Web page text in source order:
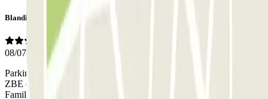
Blandine
08/07/2026
Parking vraiment bien situé sous un supermarché, hors de la zone
ZBE et très proche du métro qui mène directement à la Sagrada
Familia (en 15/20min) Le personnel est très aimable et sympathique.